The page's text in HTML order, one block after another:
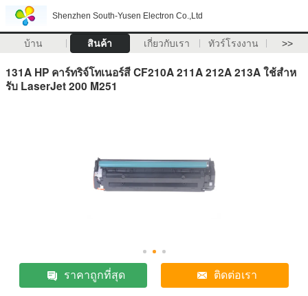
Shenzhen South-Yusen Electron Co.,Ltd
บ้าน สินค้า เกี่ยวกับเรา ทัวร์โรงงาน >>
131A HP คาร์ทริจ์โทเนอร์สี CF210A 211A 212A 213A ใช้สําห
รับ LaserJet 200 M251
ราคาถูกที่สุด ติดต่อเรา